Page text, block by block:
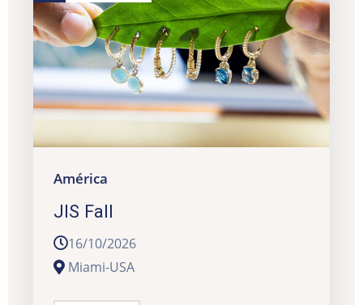
América
JIS Fall
16/10/2026
Miami-USA